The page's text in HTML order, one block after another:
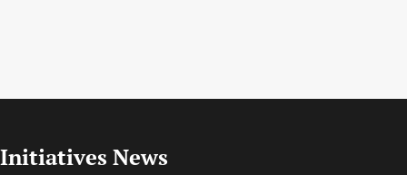
Initiatives News